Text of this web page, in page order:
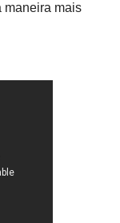
maneira mais